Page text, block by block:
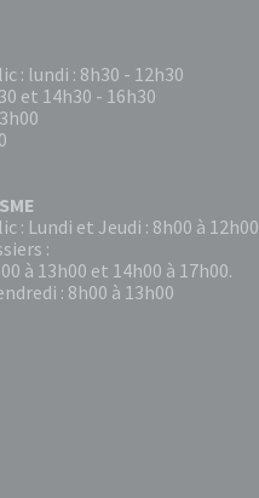
: lundi : 8h30 - 12h30
et 14h30 - 16h30
: Lundi et Jeudi : 8h00 à 12h00
:
à 13h00 et 14h00 à 17h00.
: 8h00 à 13h00